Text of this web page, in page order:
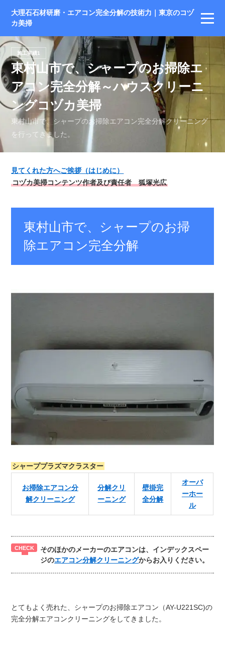
大理石石材研磨・エアコン完全分解の技術力｜東京のコヅ
カ美掃
東村山市で、シャープのお掃除エ
アコン完全分解～ハウスクリーニ
ングコヅカ美掃
東村山市で、シャープのお掃除エアコン完全分解クリーニング
を行ってきました。
施工実績1
見てくれた方へご挨拶（はじめに）
コヅカ美掃コンテンツ作者及び責任者 狐塚光広
東村山市で、シャープのお掃
除エアコン完全分解
シャーププラズマクラスター
お掃除エアコン分
解クリーニング
分解クリ
ーニング
壁掛完
全分解
オーバ
ーホー
ル
そのほかのメーカーのエアコンは、インデックスペー
ジのエアコン分解クリーニングからお入りください。
とてもよく売れた、シャープのお掃除エアコン（AY-U221SC)の
完全分解エアコンクリーニングをしてきました。